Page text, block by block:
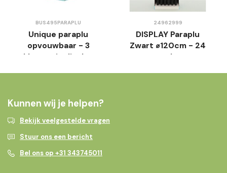
BUS495PARAPLU
Unique paraplu
opvouwbaar - 3
kleuren in display
24962999
DISPLAY Paraplu
Zwart ⌀120cm - 24
stuks
Kunnen wij je helpen?
Bekijk veelgestelde vragen
Stuur ons een bericht
Bel ons op +31 343745011